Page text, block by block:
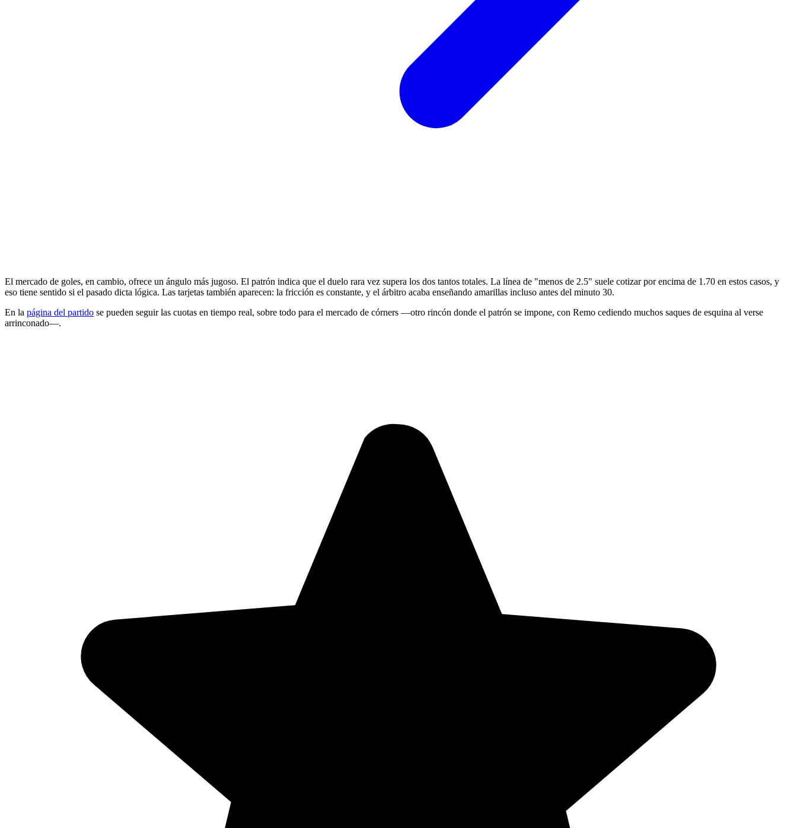
El mercado de goles, en cambio, ofrece un ángulo más jugoso. El patrón indica que el duelo rara vez supera los dos tantos totales. La línea de "menos de 2.5" suele cotizar por encima de 1.70 en estos casos, y
eso tiene sentido si el pasado dicta lógica. Las tarjetas también aparecen: la fricción es constante, y el árbitro acaba enseñando amarillas incluso antes del minuto 30.
En la página del partido se pueden seguir las cuotas en tiempo real, sobre todo para el mercado de córners —otro rincón donde el patrón se impone, con Remo cediendo muchos saques de esquina al verse
arrinconado—.